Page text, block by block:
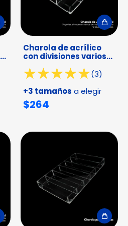
Charola de acrílico
con divisiones varios
(3)
+3 tamaños a elegir
$264